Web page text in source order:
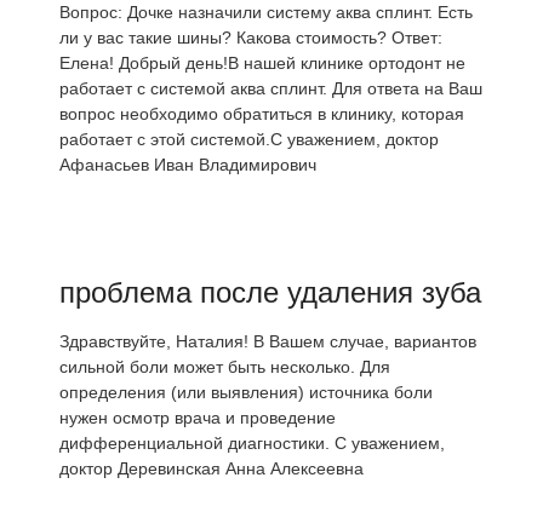
Вопрос: Дочке назначили систему аква сплинт. Есть
ли у вас такие шины? Какова стоимость? Ответ:
Елена! Добрый день!В нашей клинике ортодонт не
работает с системой аква сплинт. Для ответа на Ваш
вопрос необходимо обратиться в клинику, которая
работает с этой системой.С уважением, доктор
Афанасьев Иван Владимирович
проблема после удаления зуба
Здравствуйте, Наталия! В Вашем случае, вариантов
сильной боли может быть несколько. Для
определения (или выявления) источника боли
нужен осмотр врача и проведение
дифференциальной диагностики. С уважением,
доктор Деревинская Анна Алексеевна